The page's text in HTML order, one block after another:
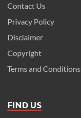
Contact Us
Privacy Policy
Disclaimer
Copyright
Terms and Conditions
FIND US